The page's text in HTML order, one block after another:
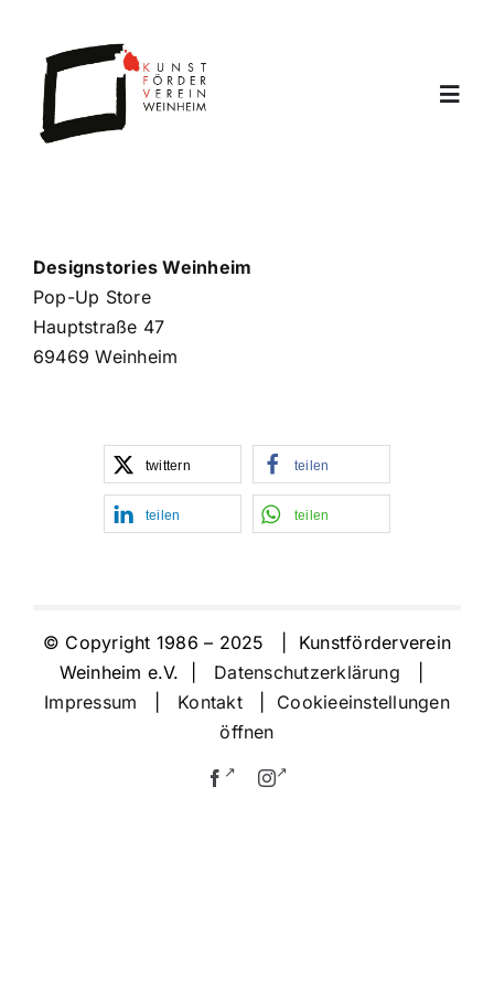
springen
Archiv
Offene Ateliers
Jahresprogramm
Designstories Weinheim
Pop-Up Store
Hauptstraße 47
69469 Weinheim
twittern teilen
teilen teilen
© Copyright 1986 – 2025 | Kunstförderverein
Weinheim e.V. | Datenschutzerklärung
Impressum
Kontakt
Cookieeinstellungen
öffnen